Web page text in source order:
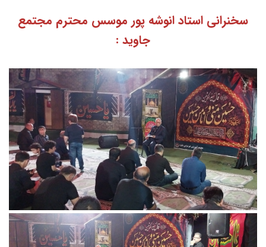
سخنرانی استاد انوشه پور موسس محترم مجتمع
جاوید :